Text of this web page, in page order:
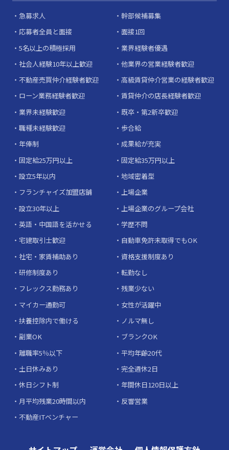
急募求人
幹部候補募集
応募者全員と面接
面接1回
5名以上の積極採用
業界経験者優遇
社会人経験10年以上歓迎
他業界の営業経験者歓迎
不動産売買仲介経験者歓迎
高級賃貸仲介営業の経験者歓迎
ローン業務経験者歓迎
賃貸仲介の店長経験者歓迎
業界未経験歓迎
既卒・第2新卒歓迎
職種未経験歓迎
歩合給
年俸制
成果給が充実
固定給25万円以上
固定給35万円以上
設立5年以内
地域密着型
フランチャイズ加盟店舗
上場企業
設立30年以上
上場企業のグループ会社
英語・中国語を活かせる
学歴不問
宅建取引士歓迎
自動車免許未取得でもOK
社宅・家賃補助あり
資格支援制度あり
研修制度あり
転勤なし
フレックス勤務あり
残業少ない
マイカー通勤可
女性が活躍中
扶養控除内で働ける
ノルマ無し
副業OK
ブランクOK
離職率5％以下
平均年齢20代
土日休みあり
完全週休2日
休日シフト制
年間休日120日以上
月平均残業20時間以内
反響営業
不動産ITベンチャー